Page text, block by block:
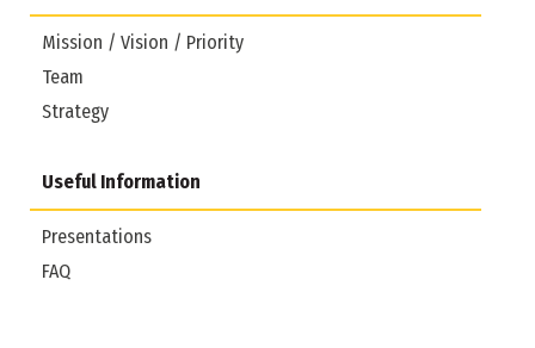
Mission / Vision / Priority
Team
Strategy
Useful Information
Presentations
FAQ